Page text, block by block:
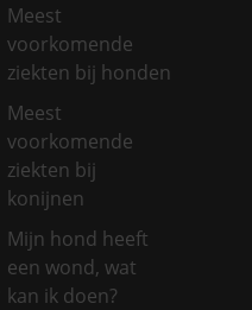
Meest
voorkomende
ziekten bij honden
Meest
voorkomende
ziekten bij
konijnen
Mijn hond heeft
een wond, wat
kan ik doen?